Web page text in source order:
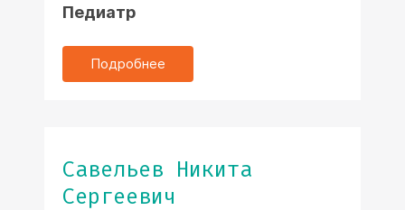
Педиатр
Подробнее
Савельев Никита
Сергеевич